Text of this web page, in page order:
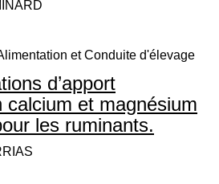
et Conduite d'élevage
d’apport
calcium et magnésium
les ruminants.